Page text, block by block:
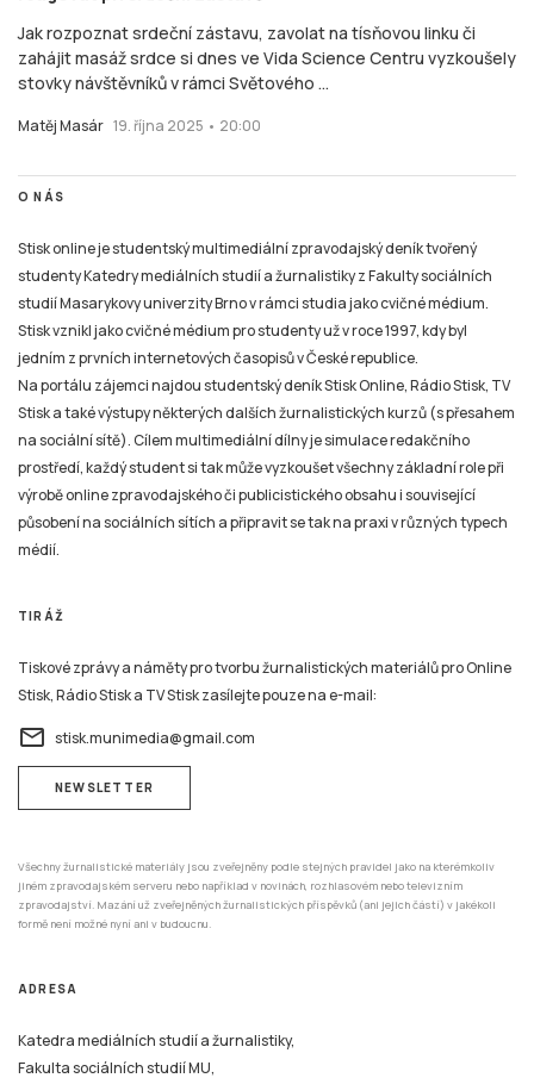
Jak rozpoznat srdeční zástavu, zavolat na tísňovou linku či
zahájit masáž srdce si dnes ve Vida Science Centru vyzkoušely
stovky návštěvníků v rámci Světového ...
Matěj Masár 19. října 2025 • 20:00
O NÁS
Stisk online je studentský multimediální zpravodajský deník tvořený
studenty Katedry mediálních studií a žurnalistiky z Fakulty sociálních
studií Masarykovy univerzity Brno v rámci studia jako cvičné médium.
Stisk vznikl jako cvičné médium pro studenty už v roce 1997, kdy byl
jedním z prvních internetových časopisů v České republice.
Na portálu zájemci najdou studentský deník Stisk Online, Rádio Stisk, TV
Stisk a také výstupy některých dalších žurnalistických kurzů (s přesahem
na sociální sítě). Cílem multimediální dílny je simulace redakčního
prostředí, každý student si tak může vyzkoušet všechny základní role při
výrobě online zpravodajského či publicistického obsahu i související
působení na sociálních sítích a připravit se tak na praxi v různých typech
médií.
TIRÁŽ
Tiskové zprávy a náměty pro tvorbu žurnalistických materiálů pro Online
Stisk, Rádio Stisk a TV Stisk zasílejte pouze na e-mail:
email stisk.munimedia@gmail.com
NEWSLETTER
Všechny žurnalistické materiály jsou zveřejněny podle stejných pravidel jako na kterémkoliv
jiném zpravodajském serveru nebo například v novinách, rozhlasovém nebo televizním
zpravodajství. Mazání už zveřejněných žurnalistických příspěvků (ani jejich částí) v jakékoli
formě není možné nyní ani v budoucnu.
ADRESA
Katedra mediálních studií a žurnalistiky,
Fakulta sociálních studií MU,